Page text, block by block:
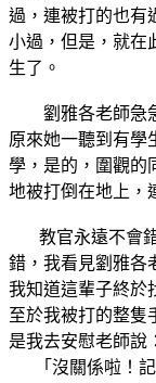
過，連被打的也有
小過，但是，就在
生了。
劉雅各老師急急
原來她一聽到有學
學，是的，圍觀的
地被打倒在地上，
教官永遠不會錯
錯，我看見劉雅各
我知道這輩子終於
至於我被打的整隻
是我去安慰老師說
「沒關係啦！記